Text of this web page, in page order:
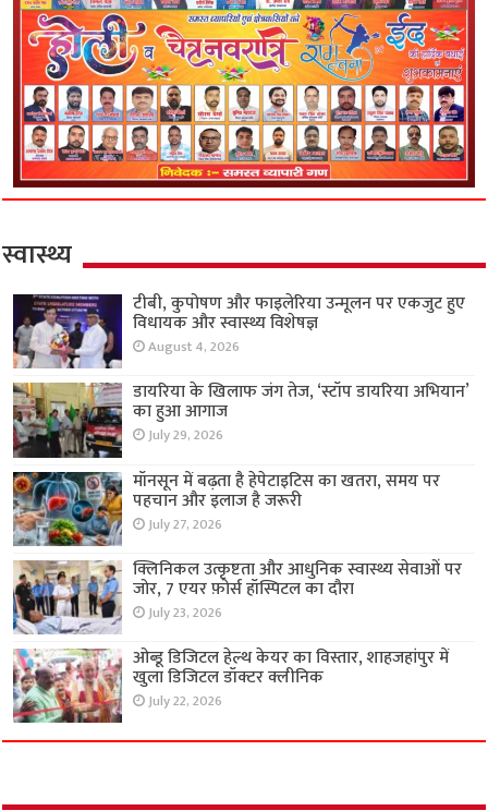
स्वास्थ्य
टीबी, कुपोषण और फाइलेरिया उन्मूलन पर एकजुट हुए
विधायक और स्वास्थ्य विशेषज्ञ
August 4, 2026
डायरिया के खिलाफ जंग तेज, ‘स्टॉप डायरिया अभियान’
का हुआ आगाज
July 29, 2026
मॉनसून में बढ़ता है हेपेटाइटिस का खतरा, समय पर
पहचान और इलाज है जरूरी
July 27, 2026
क्लिनिकल उत्कृष्टता और आधुनिक स्वास्थ्य सेवाओं पर
जोर, 7 एयर फ़ोर्स हॉस्पिटल का दौरा
July 23, 2026
ओब्डू डिजिटल हेल्थ केयर का विस्तार, शाहजहांपुर में
खुला डिजिटल डॉक्टर क्लीनिक
July 22, 2026